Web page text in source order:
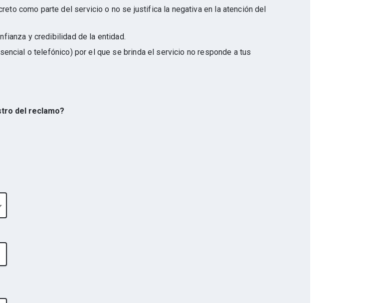
como parte del servicio o no se justifica la negativa en la atención del
y credibilidad de la entidad.
o telefónico) por el que se brinda el servicio no responde a tus
del reclamo?